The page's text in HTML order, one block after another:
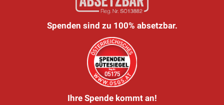
Spenden sind zu 100% absetzbar.
Ihre Spende kommt an!